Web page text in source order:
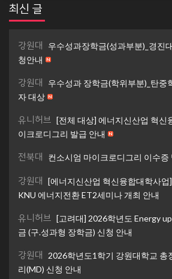
최신 글
강원대
우수성과장학금(성과부분)_경진
청안내
강원대
우수성과 장학금(학위부분)_탄중
자 대상
유니허브 [전체 대상] 에너지신산업 혁신
이크로디그리 발급 안내
전북대 컨소시엄 마이크로디그리 이수증
강원대 [에너지신산업 혁신융합대학사
KNU 에너지전환 ET2세미나 개최 안내
유니허브 [고려대] 2026학년도 Energy
금 (구.성과형 장학금) 신청 안내
강원대
2026학년도1학기 강원대학교 총
리(MD) 신청 안내